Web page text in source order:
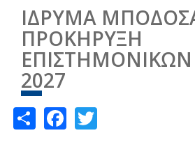
ΙΔΡΥΜΑ
ΠΡΟΚΗΡΥΞΗ
2027
ShareFacebook